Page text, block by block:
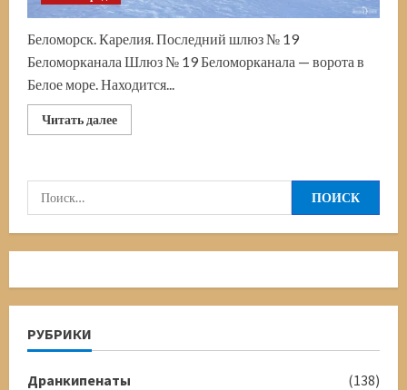
Беломорск. Карелия. Последний шлюз № 19
Беломорканала Шлюз № 19 Беломорканала — ворота в
Белое море. Находится...
Читать далееПрочитать
больше
№
Немного
истории
Найти:
РУБРИКИ
Дранкипенаты
(138)